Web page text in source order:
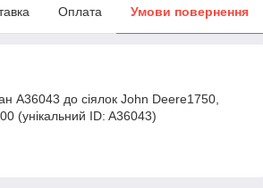
Оплата Умови повернення
A36043 до сіялок John Deere1750,
(унікальний ID: A36043)